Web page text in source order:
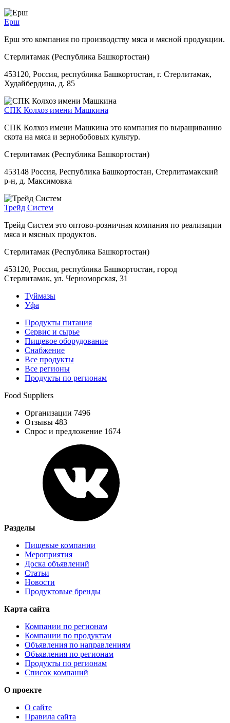
Ерш
Ерш это компания по производству мяса и мясной продукции.
Стерлитамак (Республика Башкортостан)
453120, Россия, республика Башкортостан, г. Стерлитамак,
Худайбердина, д. 85
СПК Колхоз имени Машкина
СПК Колхоз имени Машкина это компания по выращиванию
скота на мяса и зернобобовых культур.
Стерлитамак (Республика Башкортостан)
453148 Россия, Республика Башкортостан, Стерлитамакский
р-н, д. Максимовка
Трейд Систем
Трейд Систем это оптово-розничная компания по реализации
мяса и мясных продуктов.
Стерлитамак (Республика Башкортостан)
453120, Россия, республика Башкортостан, город
Стерлитамак, ул. Черноморская, 31
Туймазы
Уфа
Продукты питания
Сервис и сырье
Пищевое оборудование
Снабжение
Все продукты
Все регионы
Продукты по регионам
Food Suppliers
Организации 7496
Отзывы 483
Спрос и предложение 1674
Разделы
Пищевые компании
Мероприятия
Доска объявлений
Статьи
Новости
Продуктовые бренды
Карта сайта
Компании по регионам
Компании по продуктам
Объявления по направлениям
Объявления по регионам
Продукты по регионам
Список компаний
О проекте
О сайте
Правила сайта